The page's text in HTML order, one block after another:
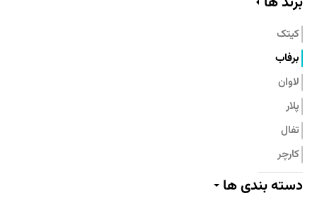
کیتک
برفاب
لاوان
پلار
تفال
کارچر
پیلو
دسته بندی ها